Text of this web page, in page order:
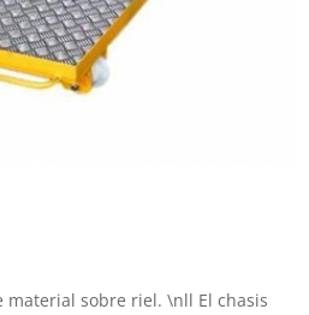
sobre riel. \nll El chasis